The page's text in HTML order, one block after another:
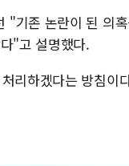
"기존 논란이 된 의
"고 설명했다.
리하겠다는 방침이